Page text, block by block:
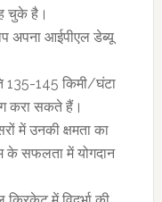
चुके है।
अपना आईपीएल डेब्यू
135-145 किमी/घंटा
करा सकते हैं।
में उनकी क्षमता का
के सफलता में योगदान